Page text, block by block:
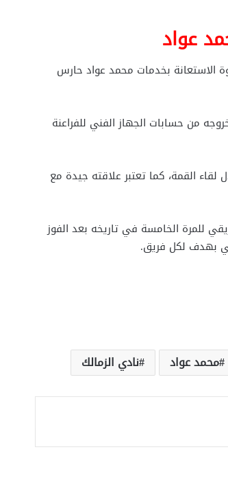
عواد
الاستعانة بخدمات محمد عواد حارس
من حسابات الجهاز الفني للفراعنة
القمة، كما تعتبر علاقته جيدة مع
للمرة الخامسة في تاريخه بعد الفوز
محمد عواد نادي الزمالك